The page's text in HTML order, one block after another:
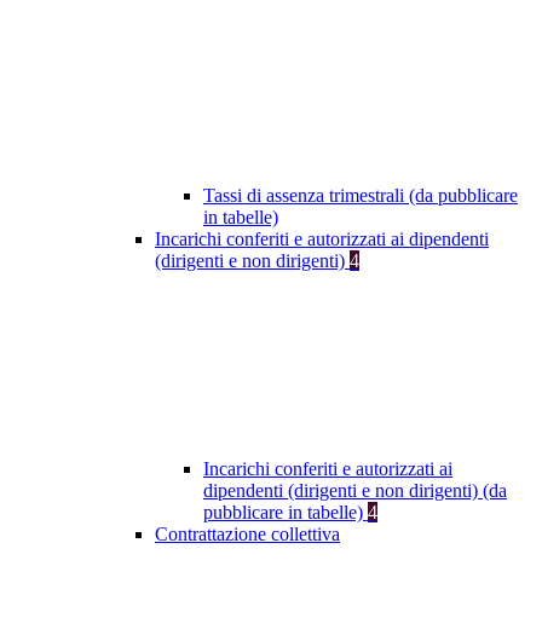
Tassi di assenza trimestrali (da pubblicare
in tabelle)
Incarichi conferiti e autorizzati ai dipendenti
(dirigenti e non dirigenti) 4
Incarichi conferiti e autorizzati ai
dipendenti (dirigenti e non dirigenti) (da
pubblicare in tabelle) 4
Contrattazione collettiva